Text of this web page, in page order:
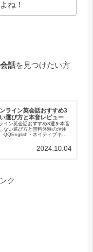
ね！
話を見つけたい方
ライン英会話おすすめ3
選び方と本音レビュー
イン英会話おすすめ3選を本音
ない選び方と無料体験の活用
QQEnglish・ネイティブキャ
2024.10.04
ク